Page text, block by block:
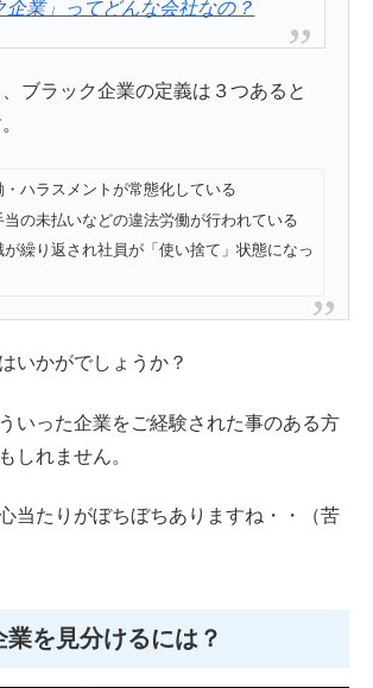
企業」ってどんな会社なの？
ブラック企業の定義は３つあると
・ハラスメントが常態化している
当の未払いなどの違法労働が行われている
繰り返され社員が「使い捨て」状態になっ
いかがでしょうか？
いった企業をご経験された事のある方
しれません。
当たりがぼちぼちありますね・・（苦
業を見分けるには？